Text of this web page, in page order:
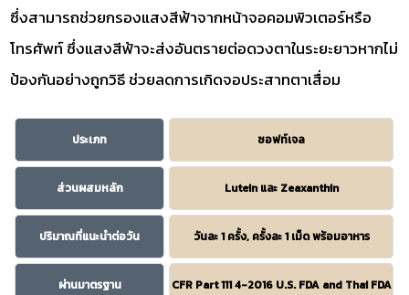
ซึ่งสามารถช่วยกรองแสงสีฟ้าจากหน้าจอคอมพิวเตอร์หรือ
โทรศัพท์ ซึ่งแสงสีฟ้าจะส่งอันตรายต่อดวงตาในระยะยาวหากไม่
ป้องกันอย่างถูกวิธี ช่วยลดการเกิดจอประสาทตาเสื่อม
ประเภท ซอฟท์เจล
ส่วนผสมหลัก Lutein และ Zeaxanthin
ปริมาณที่แนะนำต่อวัน วันละ 1 ครั้ง, ครั้งละ 1 เม็ด พร้อมอาหาร
ผ่านมาตรฐาน
CFR Part 111 4-2016 U.S. FDA and Thai FDA